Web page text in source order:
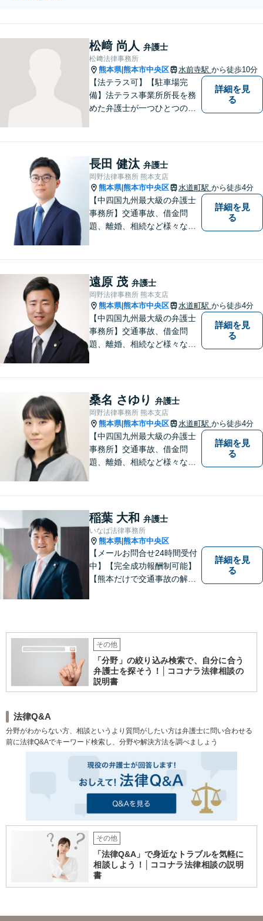
へ向けて尽力します【相談実績3万件
松﨑 尚人 弁護士
松﨑法律事務所
熊本県|熊本市中央区 水前寺駅 から徒歩10分
【法テラス可】【駐車場完
備】法テラス事業所所長を務
めた弁護士が一つひとつのお
【水前寺競技場近く】
詳細を見
る
長田 健汰 弁護士
岡野法律事務所 熊本支店
熊本県|熊本市中央区 水道町駅 から徒歩4分
【中四国九州最大級の弁護士
事務所】交通事故、借金問
題、離婚、相続など様々な問
い！
詳細を見
る
遠原 茂 弁護士
岡野法律事務所 熊本支店
熊本県|熊本市中央区 水道町駅 から徒歩4分
【中四国九州最大級の弁護士
事務所】交通事故、借金問
題、離婚、相続など様々な問
い！
詳細を見
る
桑名 さゆり 弁護士
岡野法律事務所 熊本支店
熊本県|熊本市中央区 水道町駅 から徒歩4分
【中四国九州最大級の弁護士
事務所】交通事故、借金問
題、離婚、相続など様々な問
い！
詳細を見
る
稲葉 大和 弁護士
いなば法律事務所
熊本県|熊本市中央区
【メールお問合せ24時間受付
中】【完全成功報酬制可能】
【熊本だけで交通事故の解決
務所ＨＰで解決例を更新中→h
ttps://www.5225bengoshi.co
m/
詳細を見
る
その他
「分野」の絞り込み検索で、自分に合う
弁護士を探そう！│ココナラ法律相談の
説明書
法律Q&A
分野がわからない方、相談というより質問がしたい方は弁護士に問い合わせる
前に法律Q&Aでキーワード検索し、分野や解決方法を調べましょう
その他
「法律Q&A」で身近なトラブルを気軽に
相談しよう！│ココナラ法律相談の説明
書